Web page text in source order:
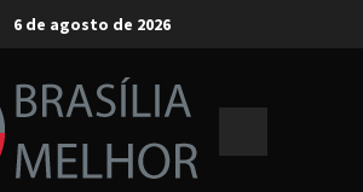
6 de agosto de 2026